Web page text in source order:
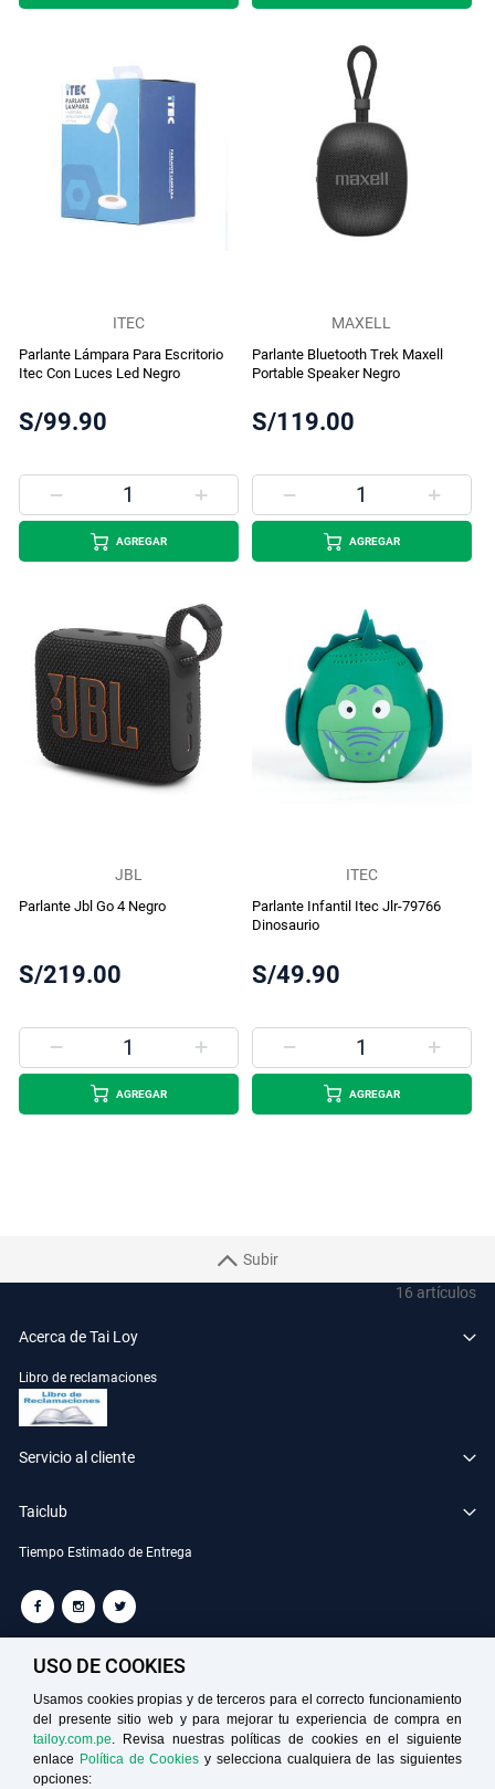
16 artículos
ITEC
Parlante Lámpara Para Escritorio
Itec Con Luces Led Negro
S/99.90
AGREGAR
MAXELL
Parlante Bluetooth Trek Maxell
Portable Speaker Negro
S/119.00
AGREGAR
JBL
Parlante Jbl Go 4 Negro
S/219.00
AGREGAR
ITEC
Parlante Infantil Itec Jlr-79766
Dinosaurio
S/49.90
AGREGAR
Subir
Acerca de Tai Loy
Libro de reclamaciones
Servicio al cliente
Taiclub
Tiempo Estimado de Entrega
TAILOY S.A. RUC: 20100049181
Medios de Pago
USO DE COOKIES
Usamos cookies propias y de terceros para el correcto funcionamiento
del presente sitio web y para mejorar tu experiencia de compra en
tailoy.com.pe. Revisa nuestras políticas de cookies en el siguiente
enlace Política de Cookies y selecciona cualquiera de las siguientes
opciones: